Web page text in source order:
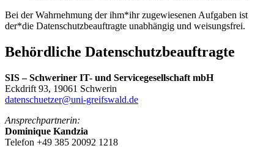
Bei der Wahrnehmung der ihm*ihr zugewiesenen Aufgaben ist
der*die Datenschutzbeauftragte unabhängig und weisungsfrei.
Behördliche Datenschutzbeauftragte
SIS – Schweriner IT- und Servicegesellschaft mbH
Eckdrift 93, 19061 Schwerin
datenschuetzer@uni-greifswald.de
Ansprechpartnerin:
Dominique Kandzia
Telefon +49 385 20092 1218